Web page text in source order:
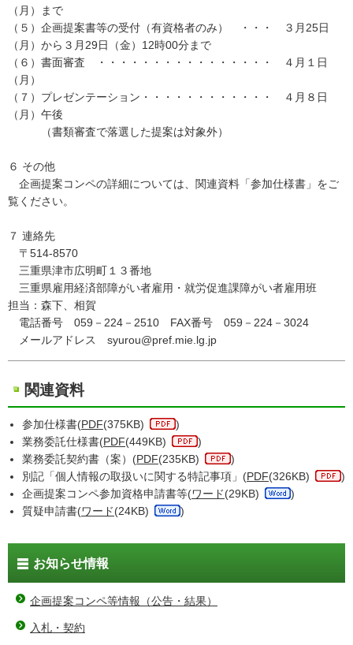
（月）まで
（５）企画提案書等の受付（有資格者のみ） ・・・ ３月25日
（月）から３月29日（金）12時00分まで
（６）書面審査 ・・・・・・・・・・・・・・・・ ４月１日
（月）
（７）プレゼンテーション・・・・・・・・・・・・ ４月８日
（月）午後
（書類審査で落選した提案は対象外）
６ その他
企画提案コンペの詳細については、関連資料「参加仕様書」をご
覧ください。
７ 連絡先
〒514-8570
三重県津市広明町１３番地
三重県雇用経済部障がい者雇用・就労促進課障がい者雇用班
担当：森下、相賀
電話番号 059－224－2510 FAX番号 059－224－3024
メールアドレス syurou@pref.mie.lg.jp
関連資料
参加仕様書(PDF(375KB)
)
業務委託仕様書(PDF(449KB)
)
業務委託契約書（案）(PDF(235KB)
)
別記「個人情報の取扱いに関する特記事項」(PDF(326KB)
)
企画提案コンペ参加資格申請書等(ワード(29KB)
)
質疑申請書(ワード(24KB) )
お知らせ情報
企画提案コンペ等情報（公告・結果）
入札・契約